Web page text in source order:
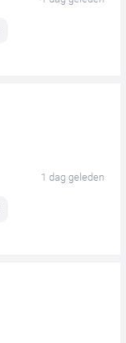
1 dag geleden